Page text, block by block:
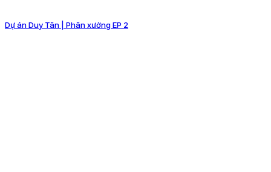
Dự án Duy Tân | Phân xưởng EP 2